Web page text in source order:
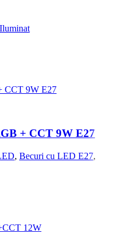
Iluminat
+ CCT 9W E27
, Becuri cu LED E27,